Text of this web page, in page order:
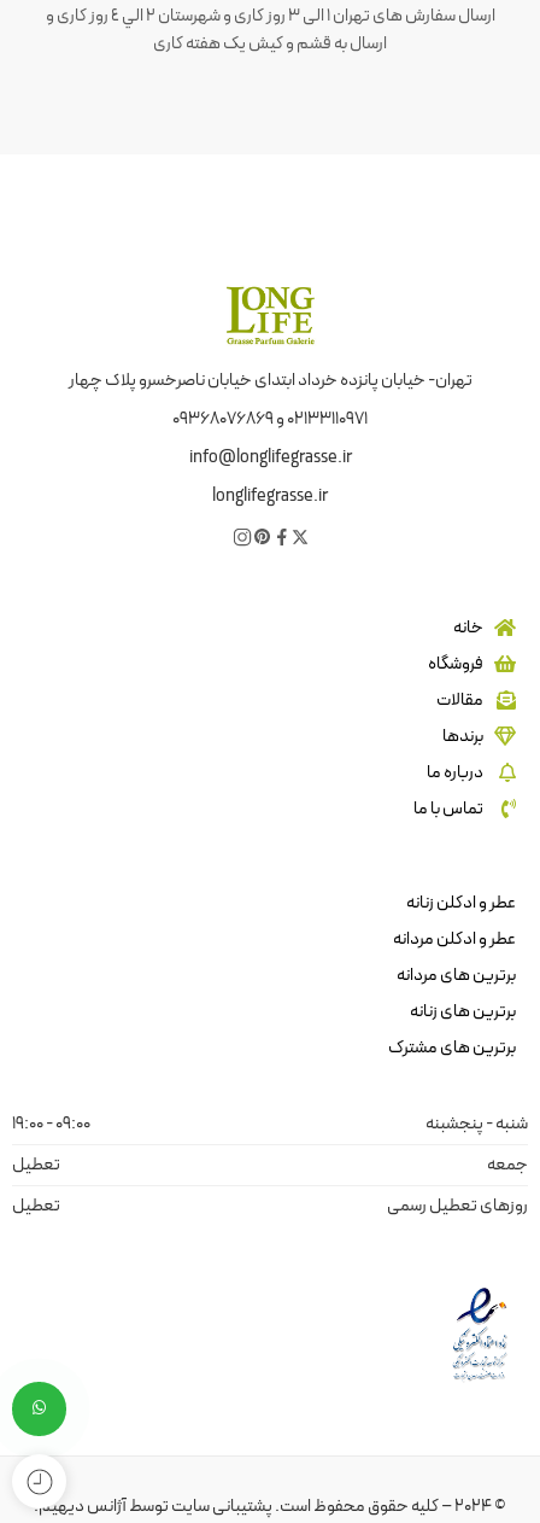
ارسال سفارش های تهران 1 الی 3 روز کاری و شهرستان ٢ الي ٤ روز کاری و
ارسال به قشم و کیش یک هفته کاری
تهران- خیابان پانزده خرداد ابتدای خیابان ناصرخسرو پلاک چهار
02133110971 و 09368076869
info@longlifegrasse.ir
longlifegrasse.ir
خانه
فروشگاه
مقالات
برندها
درباره ما
تماس با ما
عطر و ادکلن زنانه
عطر و ادکلن مردانه
برترین های مردانه
برترین های زنانه
برترین های مشترک
شنبه - پنجشبنه
09:00 - 19:00
جمعه
تعطیل
روزهای تعطیل رسمی
تعطیل
© 2024 – کلیه حقوق محفوظ است. پشتیبانی سایتتوسطآژانس دیهیم.